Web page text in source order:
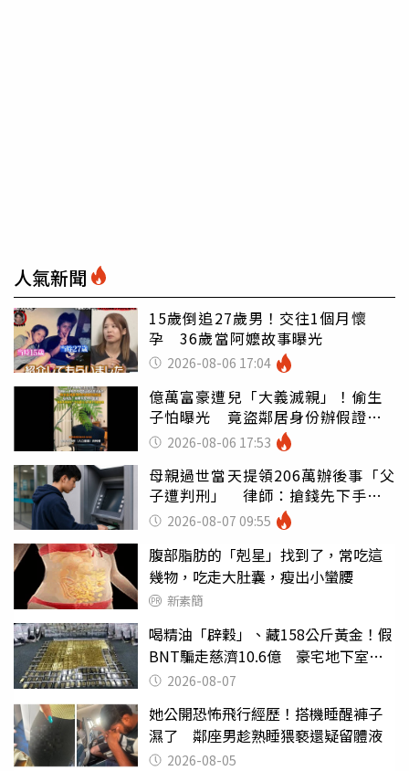
人氣新聞
15歲倒追27歲男！交往1個月懷
孕 36歲當阿嬤故事曝光
2026-08-06 17:04
億萬富豪遭兒「大義滅親」！偷生
子怕曝光 竟盜鄰居身份辦假證落
戶 2026-08-06 17:53
母親過世當天提領206萬辦後事「父
子遭判刑」 律師：搶錢先下手是
罪 2026-08-07 09:55
腹部脂肪的「剋星」找到了，常吃這
幾物，吃走大肚囊，瘦出小蠻腰
新素簡
喝精油「辟穀」、藏158公斤黃金！假
BNT騙走慈濟10.6億 豪宅地下室竟
挖出乾鮑金庫
2026-08-07
她公開恐怖飛行經歷！搭機睡醒褲子
濕了 鄰座男趁熟睡猥褻還疑留體液
2026-08-05